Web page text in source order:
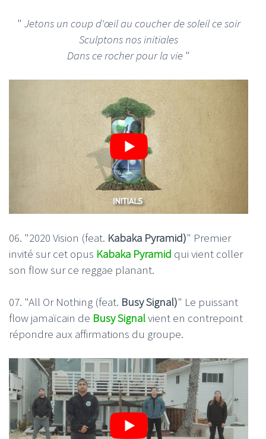
" Jetons un coup d'œil au coucher de soleil ce soir
Sculptons nos initiales
Dans ce rocher pour la vie "
06. "2020 Vision (feat. Kabaka Pyramid)" Premier
invité sur cet opus Kabaka Pyramid qui vient coller
son flow sur ce reggae planant.
07. "All Or Nothing (feat. Busy Signal)" Le puissant
flow jamaïcain de Busy Signalvient en contrepoint
répondre aux affirmations du groupe.